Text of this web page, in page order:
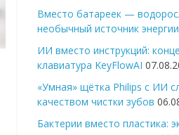
Вместо батареек —
необычный источник энергии
ИИ вместо инструкций:
клавиатура KeyFlowAI
«Умная» щётка Philips с ИИ
качеством чистки зубов
Бактерии вместо пластика: